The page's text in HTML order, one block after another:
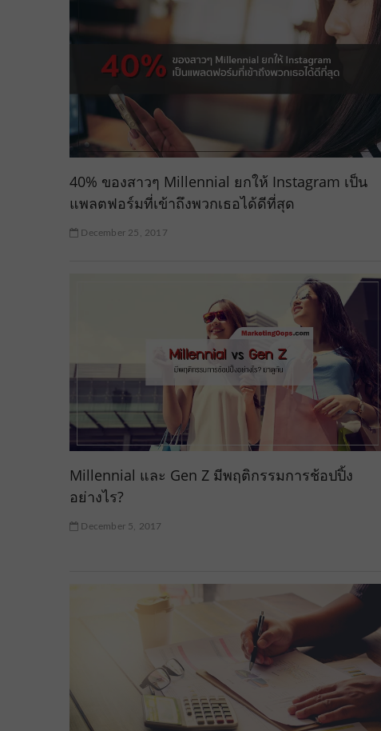
40% ของสาวๆ Millennial ยกให้ Instagram เป็น
แพลตฟอร์มที่เข้าถึงพวกเธอได้ดีที่สุด
December 25, 2017
Millennial และ Gen Z มีพฤติกรรมการช้อปปิ้ง
อย่างไร?
December 5, 2017